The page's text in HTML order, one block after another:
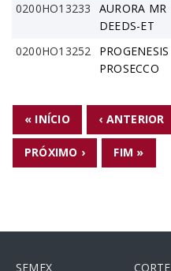
0200HO13233
AURORA MR
DEEDS-ET
0200HO13252
PROGENESIS
PROSECCO
« INÍCIO ‹ ANTERIOR
PRÓXIMO › FIM »
SEMEX
CORTE